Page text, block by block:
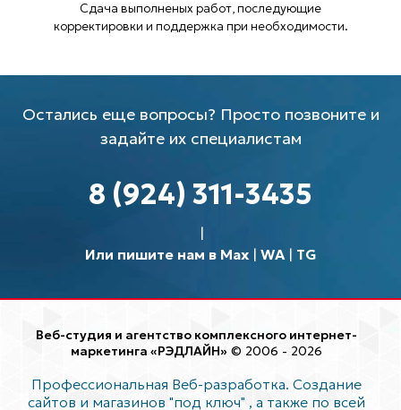
Сдача выполненых работ, последующие
корректировки и поддержка при необходимости.
Остались еще вопросы? Просто позвоните и
задайте их специалистам
8 (924) 311-3435
Или пишите нам в Max| WA| TG
Веб-студия и агентство комплексного интернет-
маркетинга «РЭДЛАЙН» © 2006 - 2026
Профессиональная Веб-разработка. Создание
сайтов и магазинов "под ключ" , а также по всей